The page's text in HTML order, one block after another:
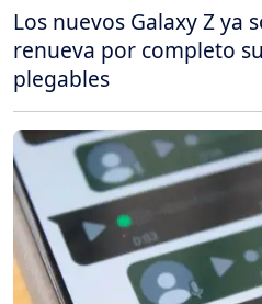
Los nuevos Galaxy Z ya
renueva por completo
plegables